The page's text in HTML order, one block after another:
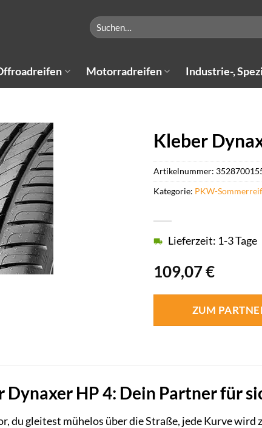
Suchen
nach:
Motorradreifen Industrie-,
Kleber
109,07€
Lieferzeit: 1-3 Tage
ZUM
Artikelnummer:
Kategorie: PKW-
Dynaxer HP 4: Dein Partner für
du gleitest mühelos über die Straße, jede Kurve